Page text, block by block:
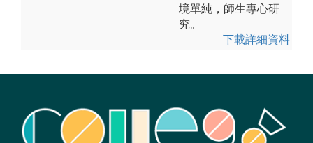
境單純，師生專心研
究。
下載詳細資料